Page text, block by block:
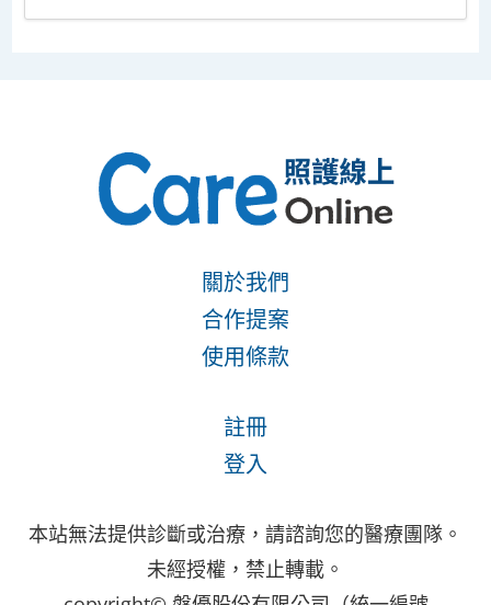
關於我們
合作提案
使用條款
註冊
登入
本站無法提供診斷或治療，請諮詢您的醫療團隊。
未經授權，禁止轉載。